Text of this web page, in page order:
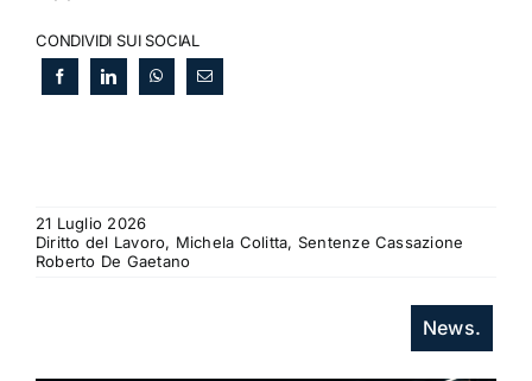
CONDIVIDI SUI SOCIAL
21 Luglio 2026
Diritto del Lavoro, Michela Colitta, Sentenze Cassazione
Roberto De Gaetano
News.